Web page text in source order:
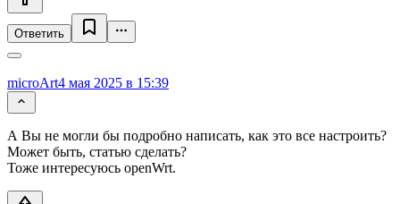
Ответить
microArt4 мая 2025 в 15:39
А Вы не могли бы подробно написать, как это все настроить?
Может быть, статью сделать?
Тоже интересуюсь openWrt.